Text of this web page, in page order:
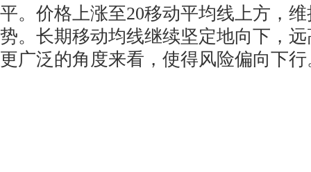
平。价格上涨至20移动平均线上方，
势。长期移动均线继续坚定地向下，
更广泛的角度来看，使得风险偏向下行